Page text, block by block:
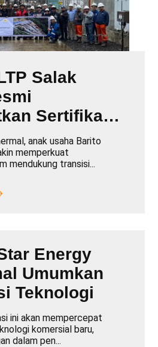
Salak
Sertifikat
anak usaha Barito
memperkuat
mendukung transisi...
Energy
Umumkan
Teknologi
ini akan mempercepat
komersial baru,
dalam pen...